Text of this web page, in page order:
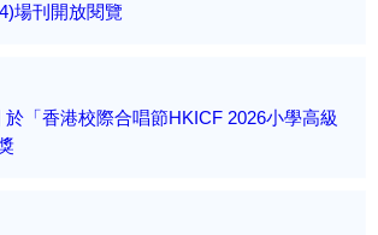
場刊開放閱覽
「香港校際合唱節HKICF 2026小學高級